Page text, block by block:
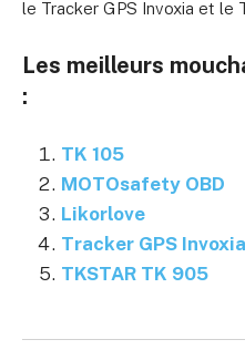
le Tracker GPS Invoxia et le
Les meilleurs
:
TK 105
MOTOsafety OBD
Likorlove
Tracker GPS Invoxia
TKSTAR TK 905